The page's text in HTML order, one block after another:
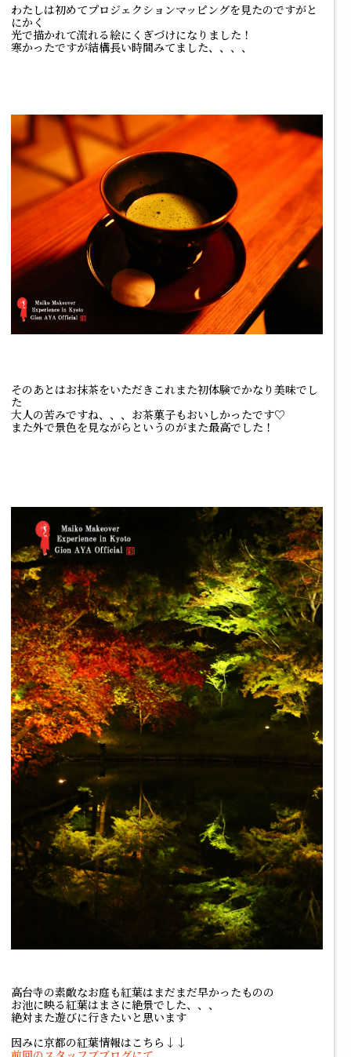
わたしは初めてプロジェクションマッピングを見たのですがと
にかく
光で描かれて流れる絵にくぎづけになりました！
寒かったですが結構長い時間みてました、、、、
そのあとはお抹茶をいただきこれまた初体験でかなり美味でし
た
大人の苦みですね、、、お茶菓子もおいしかったです♡
また外で景色を見ながらというのがまた最高でした！
高台寺の素敵なお庭も紅葉はまだまだ早かったものの
お池に映る紅葉はまさに絶景でした、、、
絶対また遊びに行きたいと思います
因みに京都の紅葉情報はこちら↓↓